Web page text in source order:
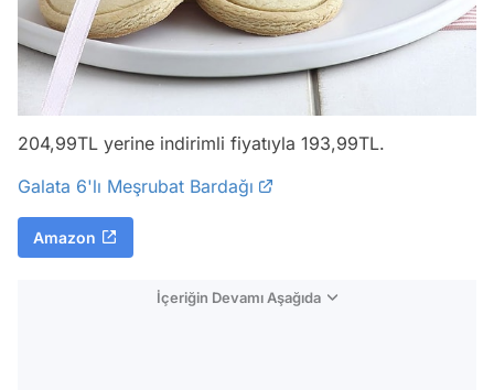
204,99TL yerine indirimli fiyatıyla 193,99TL.
Galata 6'lı Meşrubat Bardağı
Amazon
İçeriğin Devamı Aşağıda